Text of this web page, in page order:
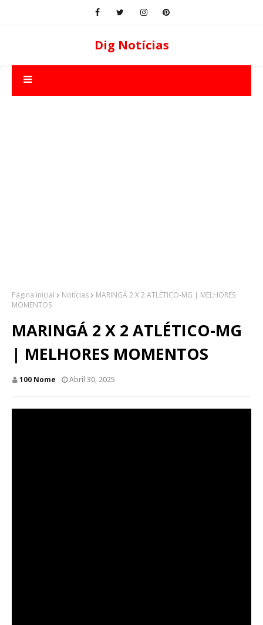
Dig Notícias
Página inicial Notícias
MARINGÁ 2 X 2 ATLÉTICO-MG | MELHORES
MOMENTOS
MARINGÁ 2 X 2 ATLÉTICO-MG
| MELHORES MOMENTOS
100 Nome Abril 30, 2025